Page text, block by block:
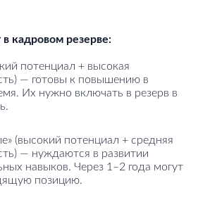
в кадровом резерве:
потенциал + высокая
— готовы к повышению в
Их нужно включать в резерв в
(высокий потенциал + средняя
— нуждаются в развитии
навыков. Через 1–2 года могут
позицию.